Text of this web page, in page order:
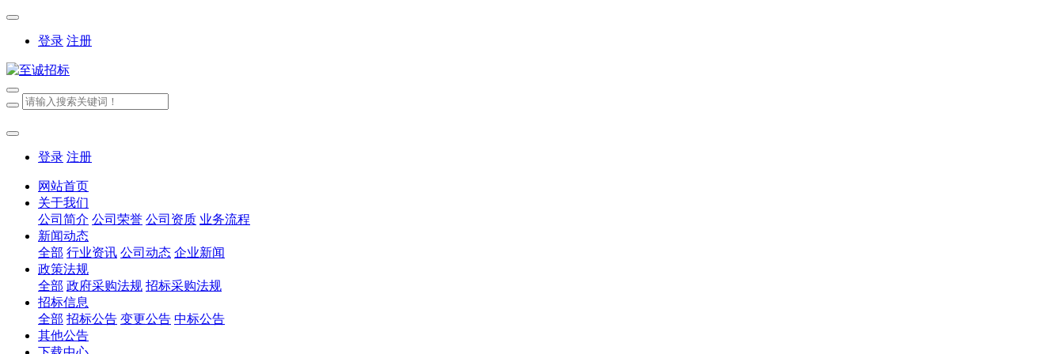
登录 注册
登录 注册
网站首页
关于我们
公司简介 公司荣誉 公司资质 业务流程
新闻动态
全部 行业资讯 公司动态 企业新闻
政策法规
全部 政府采购法规 招标采购法规
招标信息
全部 招标公告 变更公告 中标公告
其他公告